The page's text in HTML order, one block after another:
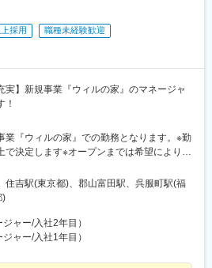
採用
職種未経験歓迎
実】新規事業『ウィルの家』のマネージャ
！
業『ウィルの家』での勤務となります。※勤
決定します※オープンまでは希望により他
ウィルの家みずえ ★2026年10月オープン
戸川1丁目8＜アクセス＞都営新宿線「瑞江
の家みのり台 ★2027年1月オープン予定
拠点では「居宅重度訪問介護」のマネー
希望の方はお気軽にご相談ください！
2階 204号室＜アクセス＞半蔵門線・新宿
住吉駅(東京都)、郡山富田駅、呉服町駅(福
)
ャー/入社2年目）
ャー/入社1年目）